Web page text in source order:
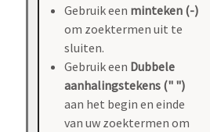
Gebruik een minteken (-)
om zoektermen uit te
sluiten.
Gebruik een Dubbele
aanhalingstekens (" ")
aan het begin en einde
van uw zoektermen om